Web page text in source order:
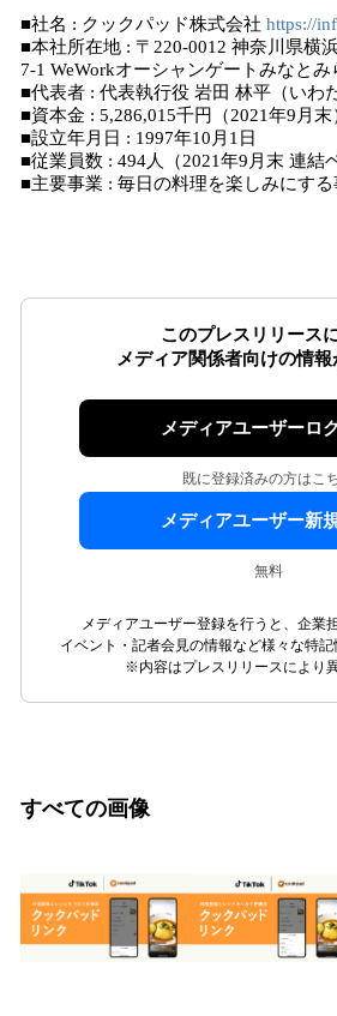
■社名 : クックパッド株式会社 https://
■本社所在地 : 〒220-0012 神奈川県横
7-1 WeWorkオーシャンゲートみなとみ
■代表者 : 代表執行役 岩田 林平（いわ
■資本金 : 5,286,015千円（2021年9月末
■設立年月日 : 1997年10月1日
■従業員数 : 494人（2021年9月末 連結
■主要事業 : 毎日の料理を楽しみにす
このプレスリリースに
メディア関係者向けの情
メディアユーザーロ
既に登録済みの方はこ
メディアユーザー新
無料
メディアユーザー登録を行うと、企業
イベント・記者会見の情報など様々な特記
※内容はプレスリリースにより異
すべての画像